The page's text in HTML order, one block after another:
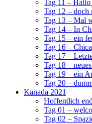
Tag 11 – Hallo
Tag 12 – doch
Tag 13 – Mal
Tag 14 – In
Tag 15 – ein
Tag 16 –
Tag 17 –
Tag 18 –
Tag 19 – ein
Tag 20 –
Kanada 2021
Hoffentlich
Tag 01 –
Tag 02 –